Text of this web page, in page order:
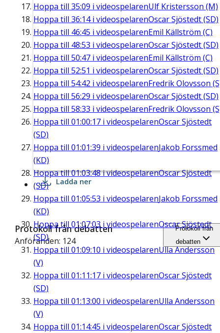
Hoppa till 35:09 i videospelarenUlf Kristersson (M)
Hoppa till 36:14i videospelarenOscar Sjöstedt (SD)
Hoppa till 46:45 i videospelarenEmil Källström (C)
Hoppa till 48:53 i videospelarenOscar Sjöstedt (SD)
Hoppa till 50:47 i videospelarenEmil Källström (C)
Hoppa till 52:51 i videospelarenOscar Sjöstedt (SD)
Hoppa till 54:42 i videospelarenFredrik Olovsson
Hoppa till 56:29 i videospelarenOscar Sjöstedt (SD)
Hoppa till 58:33 i videospelarenFredrik Olovsson
Hoppa till 01:00:17 i videospelarenOscar Sjöstedt
(SD)
Hoppa till 01:01:39 i videospelarenJakob Forssmed
(KD)
Hoppa till01:03:48i videospelarenOscar Sjöstedt
(SD)
Hoppa till 01:05:53 i videospelarenJakob Forssmed
(KD)
Hoppa till 01:07:03 i videospelarenOscar Sjöstedt
(SD)
Hoppa till 01:09:10 i videospelarenUlla Andersson
(V)
Hoppa till 01:11:17 i videospelarenOscar Sjöstedt
(SD)
Hoppa till 01:13:00 i videospelarenUlla Andersson
(V)
Hoppa till 01:14:45 i videospelarenOscar Sjöstedt
Ladda ner
Protokoll från debatten
Anföranden: 124
Protokoll från
debatten